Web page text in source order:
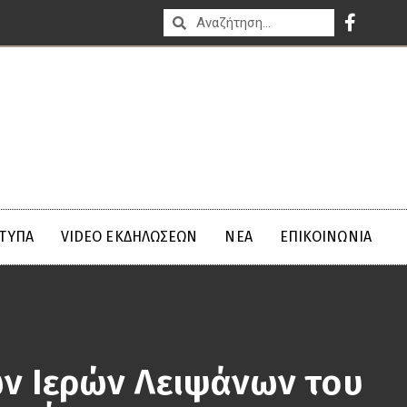
VIDEO ΕΚΔΗΛΩΣΕΩΝ ΝΈΑ ΕΠΙΚΟΙΝΩΝΊΑ
Ιερών Λειψάνων του